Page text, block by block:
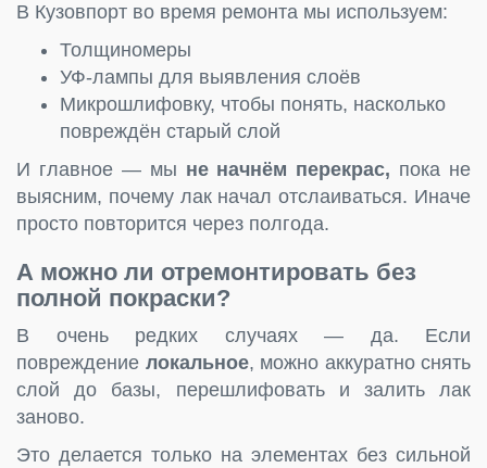
В Кузовпорт во время ремонта мы используем:
Толщиномеры
УФ-лампы для выявления слоёв
Микрошлифовку, чтобы понять, насколько
повреждён старый слой
И главное — мы не начнём перекрас, пока не
выясним, почему лак начал отслаиваться. Иначе
просто повторится через полгода.
А можно ли отремонтировать без
полной покраски?
В очень редких случаях — да. Если
повреждение локальное, можно аккуратно снять
слой до базы, перешлифовать и залить лак
заново.
Это делается только на элементах без сильной